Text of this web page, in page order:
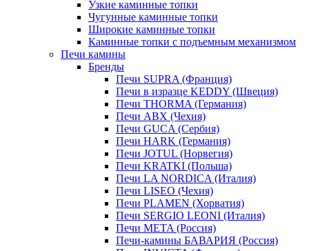
Узкие каминные топки
Чугунные каминные топки
Широкие каминные топки
Каминные топки с подъемным механизмом
Печи камины
Бренды
Печи SUPRA (Франция)
Печи в изразце KEDDY (Швеция)
Печи THORMA (Германия)
Печи ABX (Чехия)
Печи GUCA (Сербия)
Печи HARK (Германия)
Печи JOTUL (Норвегия)
Печи KRATKI (Польша)
Печи LA NORDICA (Италия)
Печи LISEO (Чехия)
Печи PLAMEN (Хорватия)
Печи SERGIO LEONI (Италия)
Печи META (Россия)
Печи-камины БАВАРИЯ (Россия)